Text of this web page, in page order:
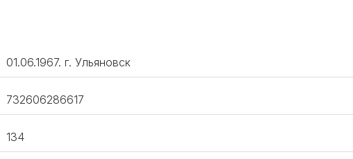
01.06.1967. г. Ульяновск
732606286617
134